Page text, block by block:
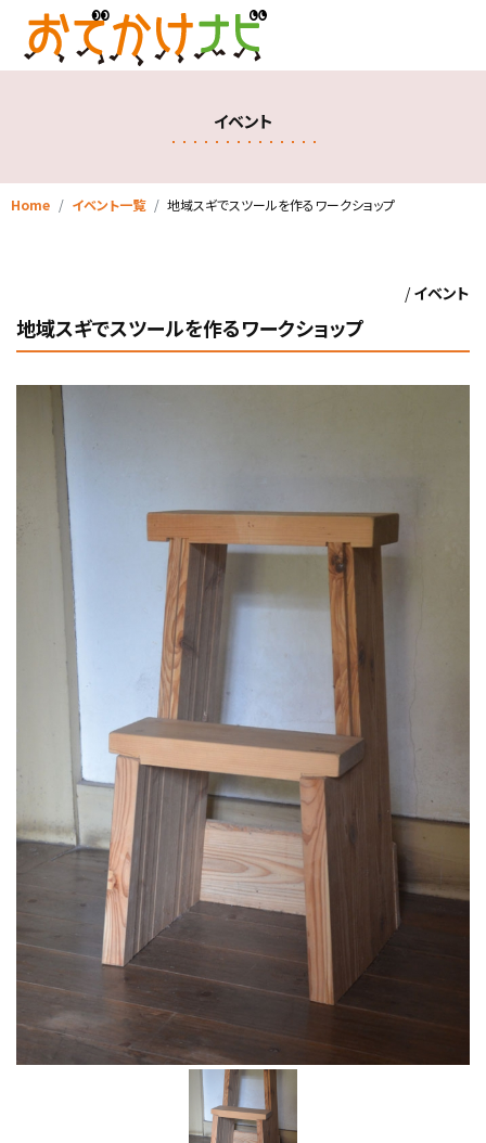
イベント
Home イベント一覧 地域スギでスツールを作るワークショップ
/イベント
地域スギでスツールを作るワークショップ